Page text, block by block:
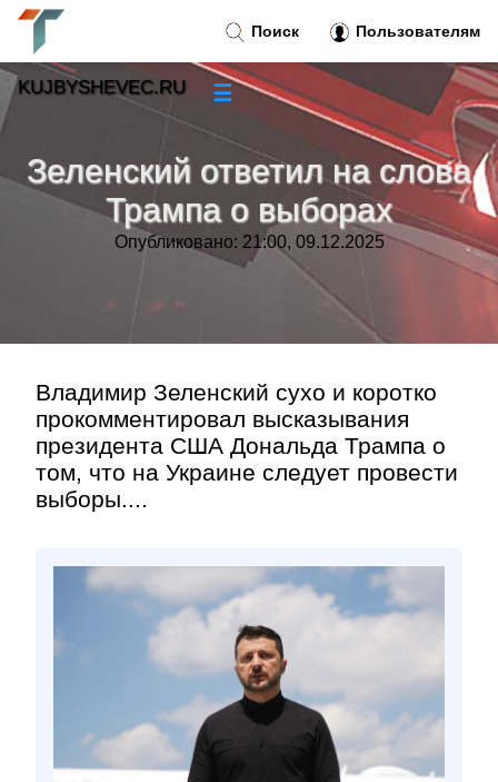
Зеленский ответил на слова
Трампа о выборах
Опубликовано: 21:00, 09.12.2025
Владимир Зеленский сухо и коротко
прокомментировал высказывания
президента США Дональда Трампа о
том, что на Украине следует провести
выборы....
Поиск Пользователям
KUJBYSHEVEC.RU ☰
»
Тренды новостей»
»
Контакт»